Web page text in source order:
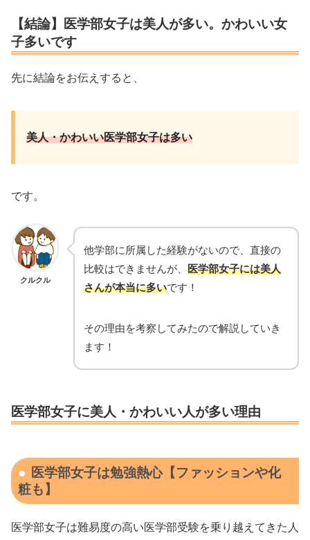
【結論】医学部女子は美人が多い。かわいい女
子多いです
先に結論をお伝えすると、
美人・かわいい医学部女子は多い
です。
クルクル
他学部に所属した経験がないので、直接の
比較はできませんが、 医学部女子には美人
さんが本当に多いです！
その理由を考察してみたので解説していき
ます！
医学部女子に美人・かわいい人が多い理由
医学部女子は勉強熱心【ファッションや化
粧も】
医学部女子は難易度の高い医学部受験を乗り越えてきた人